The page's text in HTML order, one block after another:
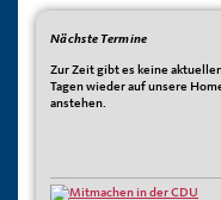
Nächste Termine
Zur Zeit gibt es keine
Tagen wieder auf unsere
anstehen.